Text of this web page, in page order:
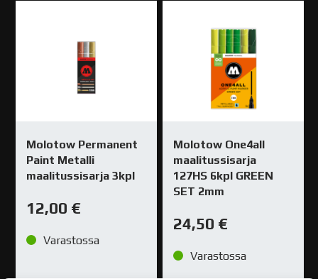
Molotow Permanent
Paint Metalli
maalitussisarja 3kpl
12,00 €
Varastossa
Molotow One4all
maalitussisarja
127HS 6kpl GREEN
SET 2mm
24,50 €
Varastossa